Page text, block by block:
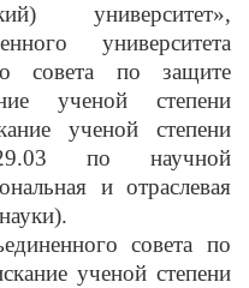
университет»,
университета
совета по защите
ученой степени
ученой степени
по научной
и отраслевая
совета по
ученой степени